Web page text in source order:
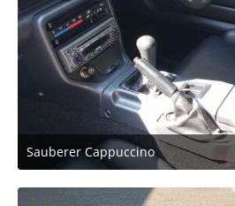
Sauberer Cappuccino
22. August 2019 um 08:34
2